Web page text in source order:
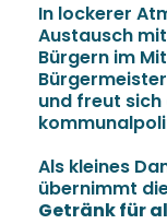
In lockerer
Austausch
Bürgern im
Bürgermeister
und freut
Als kleines
übernimmt
Getränk für